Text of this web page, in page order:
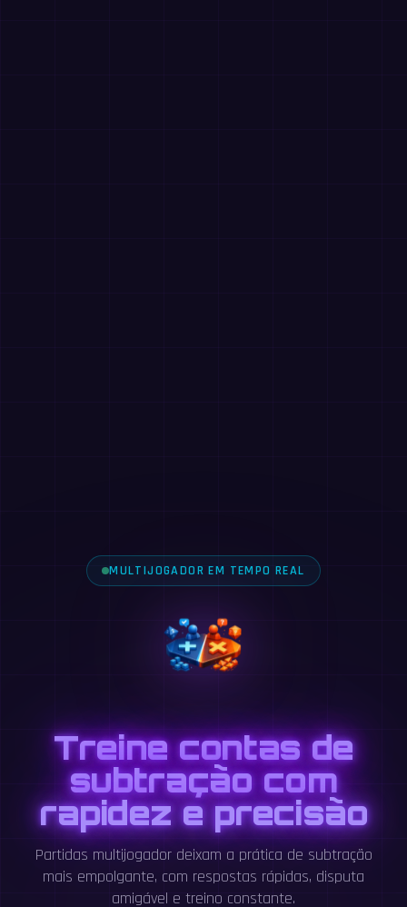
MULTIJOGADOR EM TEMPO REAL
Treine contas de
subtração com
rapidez e precisão
Partidas multijogador deixam a prática de subtração
mais empolgante, com respostas rápidas, disputa
amigável e treino constante.